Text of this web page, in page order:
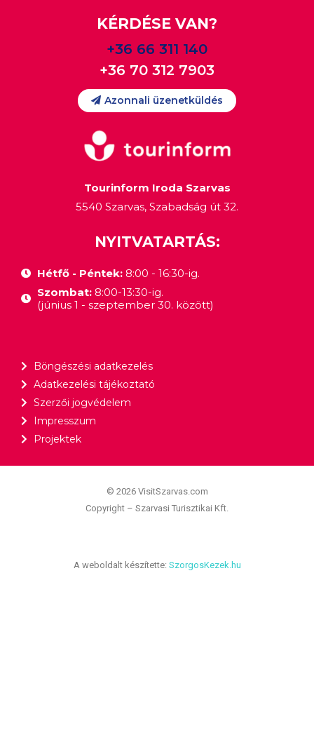
KÉRDÉSE VAN?
+36 66 311 140
+36 70 312 7903
Azonnali üzenetküldés
Tourinform Iroda Szarvas
5540 Szarvas, Szabadság út 32.
NYITVATARTÁS:
Hétfő - Péntek:8:00 - 16:30-ig.
Szombat: 8:00-13:30-ig.
(június 1 - szeptember 30. között)
Böngészési adatkezelés
Adatkezelési tájékoztató
Szerzői jogvédelem
Impresszum
Projektek
© 2026 VisitSzarvas.com
Copyright – Szarvasi Turisztikai Kft.
A weboldalt készítette: SzorgosKezek.hu